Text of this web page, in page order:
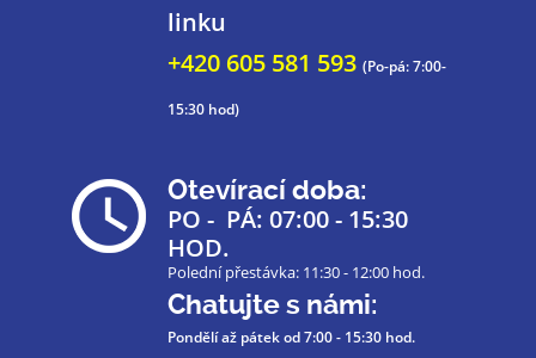
linku
+420 605 581 593 (Po-pá: 7:00-
15:30 hod)
Otevírací doba:
PO - PÁ: 07:00 - 15:30
HOD.
Polední přestávka: 11:30 - 12:00 hod.
Chatujte s námi:
Pondělí až pátekod 7:00 - 15:30 hod.